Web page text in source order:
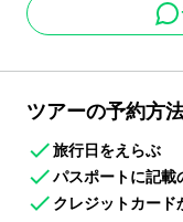
ツアーの予約方
旅行日をえらぶ
パスポートに記載
クレジットカード